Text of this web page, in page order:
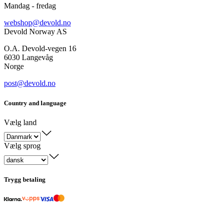
Mandag - fredag
webshop@devold.no
Devold Norway AS
O.A. Devold-vegen 16
6030 Langevåg
Norge
post@devold.no
Country and language
Vælg land
Vælg sprog
Trygg betaling